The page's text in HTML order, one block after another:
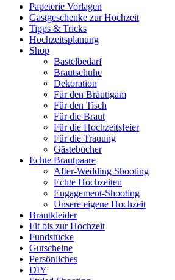
Papeterie Vorlagen
Gastgeschenke zur Hochzeit
Tipps & Tricks
Hochzeitsplanung
Shop
Bastelbedarf
Brautschuhe
Dekoration
Für den Bräutigam
Für den Tisch
Für die Braut
Für die Hochzeitsfeier
Für die Trauung
Gästebücher
Echte Brautpaare
After-Wedding Shooting
Echte Hochzeiten
Engagement-Shooting
Unsere eigene Hochzeit
Brautkleider
Fit bis zur Hochzeit
Fundstücke
Gutscheine
Persönliches
DIY